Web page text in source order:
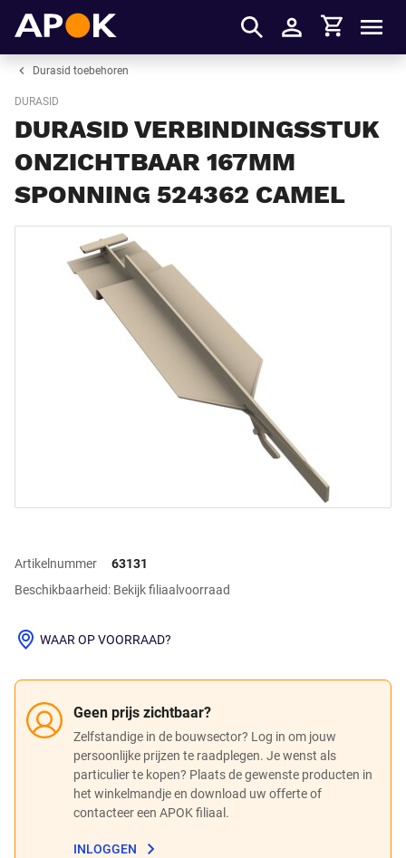
Inloggen
Winkelmandje
Durasid toebehoren
DURASID
DURASID VERBINDINGSSTUK
ONZICHTBAAR 167MM
SPONNING 524362 CAMEL
Artikelnummer
63131
Beschikbaarheid: Bekijk filiaalvoorraad
Geen prijs zichtbaar?
Zelfstandige in de bouwsector? Log in om jouw
persoonlijke prijzen te raadplegen. Je wenst als
particulier te kopen? Plaats de gewenste producten in
het winkelmandje en download uw offerte of
contacteer een APOK filiaal.
INLOGGEN
WAAR OP VOORRAAD?